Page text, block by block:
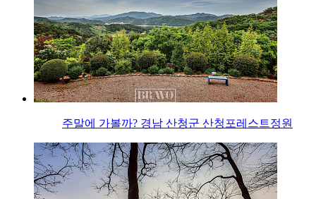
주말에 가볼까? 경남 산청군 산청포레스트정원